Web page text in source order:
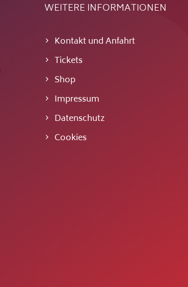
WEITERE INFORMATIONEN
Kontakt und Anfahrt
Tickets
Shop
Impressum
Datenschutz
Cookies